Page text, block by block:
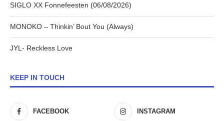
SIGLO XX Fonnefeesten (06/08/2026)
MONOKO – Thinkin’ Bout You (Always)
JYL- Reckless Love
KEEP IN TOUCH
FACEBOOK INSTAGRAM